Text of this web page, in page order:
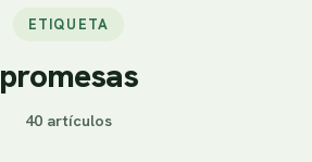
ETIQUETA
promesas
40 artículos